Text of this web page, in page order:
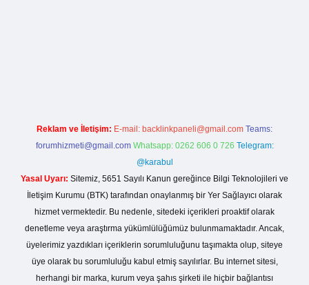
Reklam ve İletişim: E-mail: backlinkpaneli@gmail.com Teams:
forumhizmeti@gmail.com Whatsapp: 0262 606 0 726 Telegram:
@karabul
Yasal Uyarı: Sitemiz, 5651 Sayılı Kanun gereğince Bilgi Teknolojileri ve
İletişim Kurumu (BTK) tarafından onaylanmış bir Yer Sağlayıcı olarak
hizmet vermektedir. Bu nedenle, sitedeki içerikleri proaktif olarak
denetleme veya araştırma yükümlülüğümüz bulunmamaktadır. Ancak,
üyelerimiz yazdıkları içeriklerin sorumluluğunu taşımakta olup, siteye
üye olarak bu sorumluluğu kabul etmiş sayılırlar. Bu internet sitesi,
herhangi bir marka, kurum veya şahıs şirketi ile hiçbir bağlantısı